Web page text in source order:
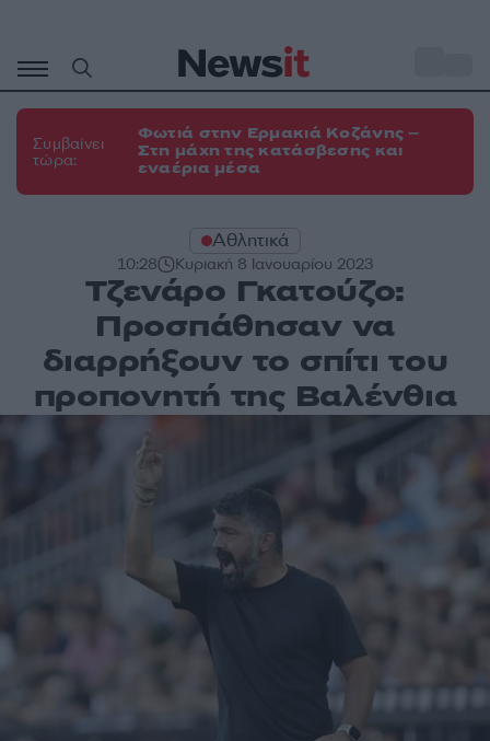
περιεχόμενο
Συμβαίνει
τώρα:
Φωτιά στην Ερμακιά Κοζάνης –
Στη μάχη της κατάσβεσης και
εναέρια μέσα
Αθλητικά
10:28 Κυριακή 8 Ιανουαρίου 2023
Τζενάρο Γκατούζο:
Προσπάθησαν να
διαρρήξουν το σπίτι του
προπονητή της Βαλένθια